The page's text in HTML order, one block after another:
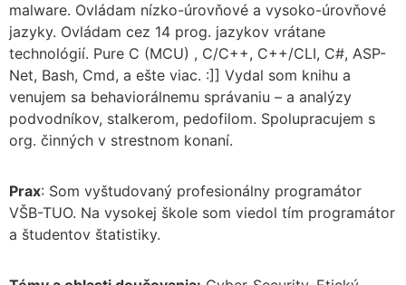
malware. Ovládam nízko-úrovňové a vysoko-úrovňové
jazyky. Ovládam cez 14 prog. jazykov vrátane
technológií. Pure C (MCU) , C/C++, C++/CLI, C#, ASP-
Net, Bash, Cmd, a ešte viac. :]] Vydal som knihu a
venujem sa behaviorálnemu správaniu – a analýzy
podvodníkov, stalkerom, pedofilom. Spolupracujem s
org. činných v strestnom konaní.
Prax: Som vyštudovaný profesionálny programátor
VŠB-TUO. Na vysokej škole som viedol tím programátor
a študentov štatistiky.